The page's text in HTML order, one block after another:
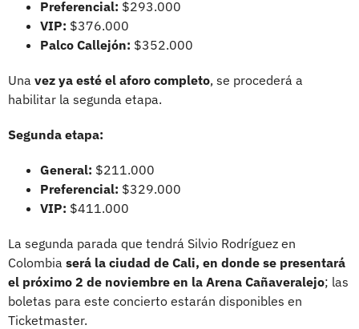
Preferencial: $293.000
VIP: $376.000
Palco Callejón: $352.000
Una vez ya esté el aforo completo, se procederá a
habilitar la segunda etapa.
Segunda etapa:
General: $211.000
Preferencial: $329.000
VIP: $411.000
La segunda parada que tendrá Silvio Rodríguez en
Colombia será la ciudad de Cali, en donde se presentará
el próximo 2 de noviembre en la Arena Cañaveralejo; las
boletas para este concierto estarán disponibles en
Ticketmaster.